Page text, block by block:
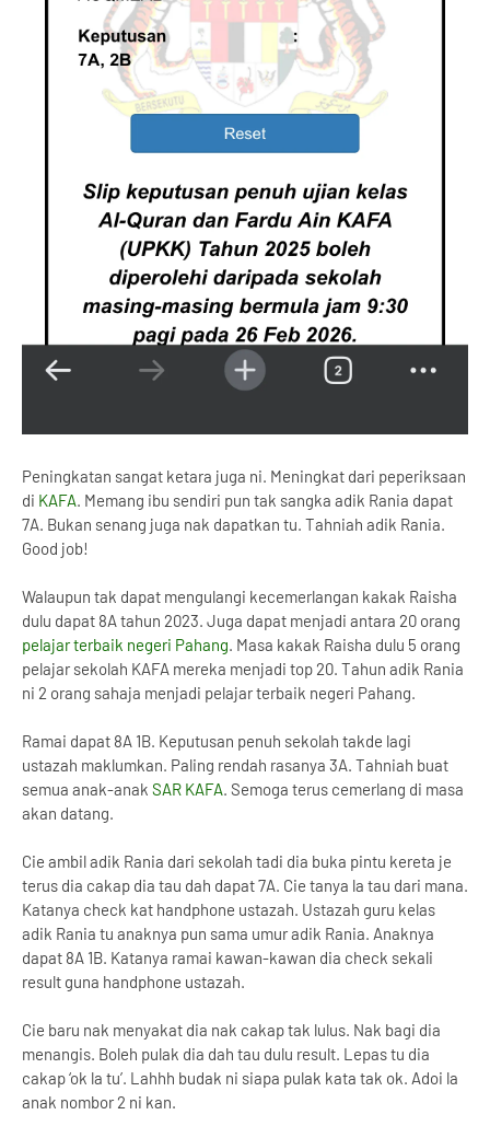
Peningkatan sangat ketara juga ni. Meningkat dari peperiksaan
di KAFA. Memang ibu sendiri pun tak sangka adik Rania dapat
7A. Bukan senang juga nak dapatkan tu. Tahniah adik Rania.
Good job!
Walaupun tak dapat mengulangi kecemerlangan kakak Raisha
dulu dapat 8A tahun 2023. Juga dapat menjadi antara 20 orang
pelajar terbaik negeri Pahang. Masa kakak Raisha dulu 5 orang
pelajar sekolah KAFA mereka menjadi top 20. Tahun adik Rania
ni 2 orang sahaja menjadi pelajar terbaik negeri Pahang.
Ramai dapat 8A 1B. Keputusan penuh sekolah takde lagi
ustazah maklumkan. Paling rendah rasanya 3A. Tahniah buat
semua anak-anak SAR KAFA. Semoga terus cemerlang di masa
akan datang.
Cie ambil adik Rania dari sekolah tadi dia buka pintu kereta je
terus dia cakap dia tau dah dapat 7A. Cie tanya la tau dari mana.
Katanya check kat handphone ustazah. Ustazah guru kelas
adik Rania tu anaknya pun sama umur adik Rania. Anaknya
dapat 8A 1B. Katanya ramai kawan-kawan dia check sekali
result guna handphone ustazah.
Cie baru nak menyakat dia nak cakap tak lulus. Nak bagi dia
menangis. Boleh pulak dia dah tau dulu result. Lepas tu dia
cakap ‘ok la tu’. Lahhh budak ni siapa pulak kata tak ok. Adoi la
anak nombor 2 ni kan.